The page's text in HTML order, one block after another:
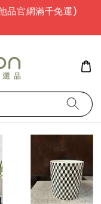
品官網滿千免運)